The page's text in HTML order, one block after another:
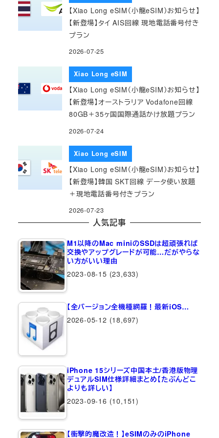
【Xiao Long eSIM（小龍eSIM）お知らせ】
【新登場】タイ AIS回線 現地電話番号付き
プラン
2026-07-25
Xiao Long eSIM
【Xiao Long eSIM（小龍eSIM）お知らせ】
【新登場】オーストラリア Vodafone回線
80GB＋35ヶ国国際通話かけ放題プラン
2026-07-24
Xiao Long eSIM
【Xiao Long eSIM（小龍eSIM）お知らせ】
【新登場】韓国 SKT回線 データ使い放題
＋現地電話番号付きプラン
2026-07-23
人気記事
M1以降のMac miniのSSDは超頑張れば
交換やアップグレードが可能…だがやらな
い方がいい理由
2023-08-15 (23,633)
【全バージョン全機種網羅！最新iOS…
2026-05-12 (18,697)
iPhone 15シリーズ中国本土/香港版物理
デュアルSIM仕様詳細まとめ【たぶんどこ
よりも詳しい】
2023-09-16 (10,151)
【衝撃的魔改造！】eSIMのみのiPhone